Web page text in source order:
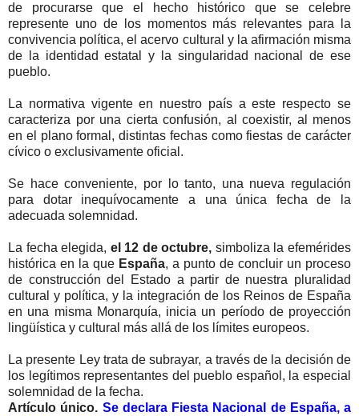
de procurarse que el hecho histórico que se celebre
represente uno de los momentos más relevantes para la
convivencia política, el acervo cultural y la afirmación misma
de la identidad estatal y la singularidad nacional de ese
pueblo.
La normativa vigente en nuestro país a este respecto se
caracteriza por una cierta confusión, al coexistir, al menos
en el plano formal, distintas fechas como fiestas de carácter
cívico o exclusivamente oficial.
Se hace conveniente, por lo tanto, una nueva regulación
para dotar inequívocamente a una única fecha de la
adecuada solemnidad.
La fecha elegida, el 12 de octubre, simboliza la efemérides
histórica en la que España, a punto de concluir un proceso
de construcción del Estado a partir de nuestra pluralidad
cultural y política, y la integración de los Reinos de España
en una misma Monarquía, inicia un período de proyección
lingüística y cultural más allá de los límites europeos.
La presente Ley trata de subrayar, a través de la decisión de
los legítimos representantes del pueblo español, la especial
solemnidad de la fecha.
Artículo único. Se declara Fiesta Nacional de España, a